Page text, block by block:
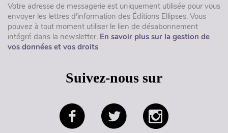
Votre adresse de messagerie est uniquement utilisée pour vous
envoyer les lettres d'information des Éditions Ellipses. Vous
pouvez à tout moment utiliser le lien de désabonnement
intégré dans la newsletter. En savoir plus sur la gestion de
vos données et vos droits
Suivez-nous sur